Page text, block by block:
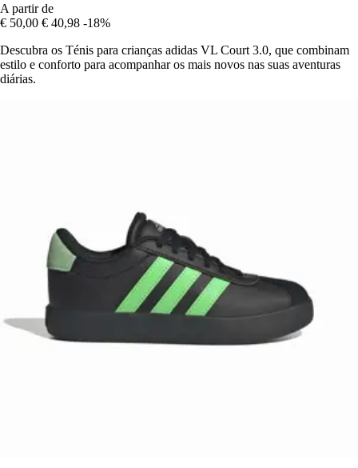
A partir de
€ 50,00 € 40,98 -18%
Descubra os Ténis para crianças adidas VL Court 3.0, que combinam
estilo e conforto para acompanhar os mais novos nas suas aventuras
diárias.